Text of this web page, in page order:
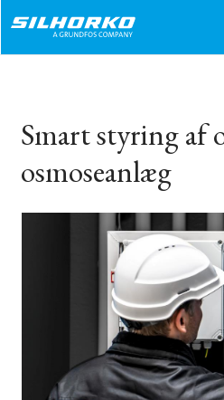
Smart styring af
osmoseanlæg